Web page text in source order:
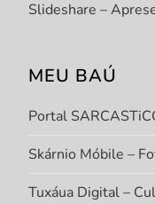
Slideshare –
MEU BAÚ
Portal
Skárnio Móbile –
Tuxáua Digital –